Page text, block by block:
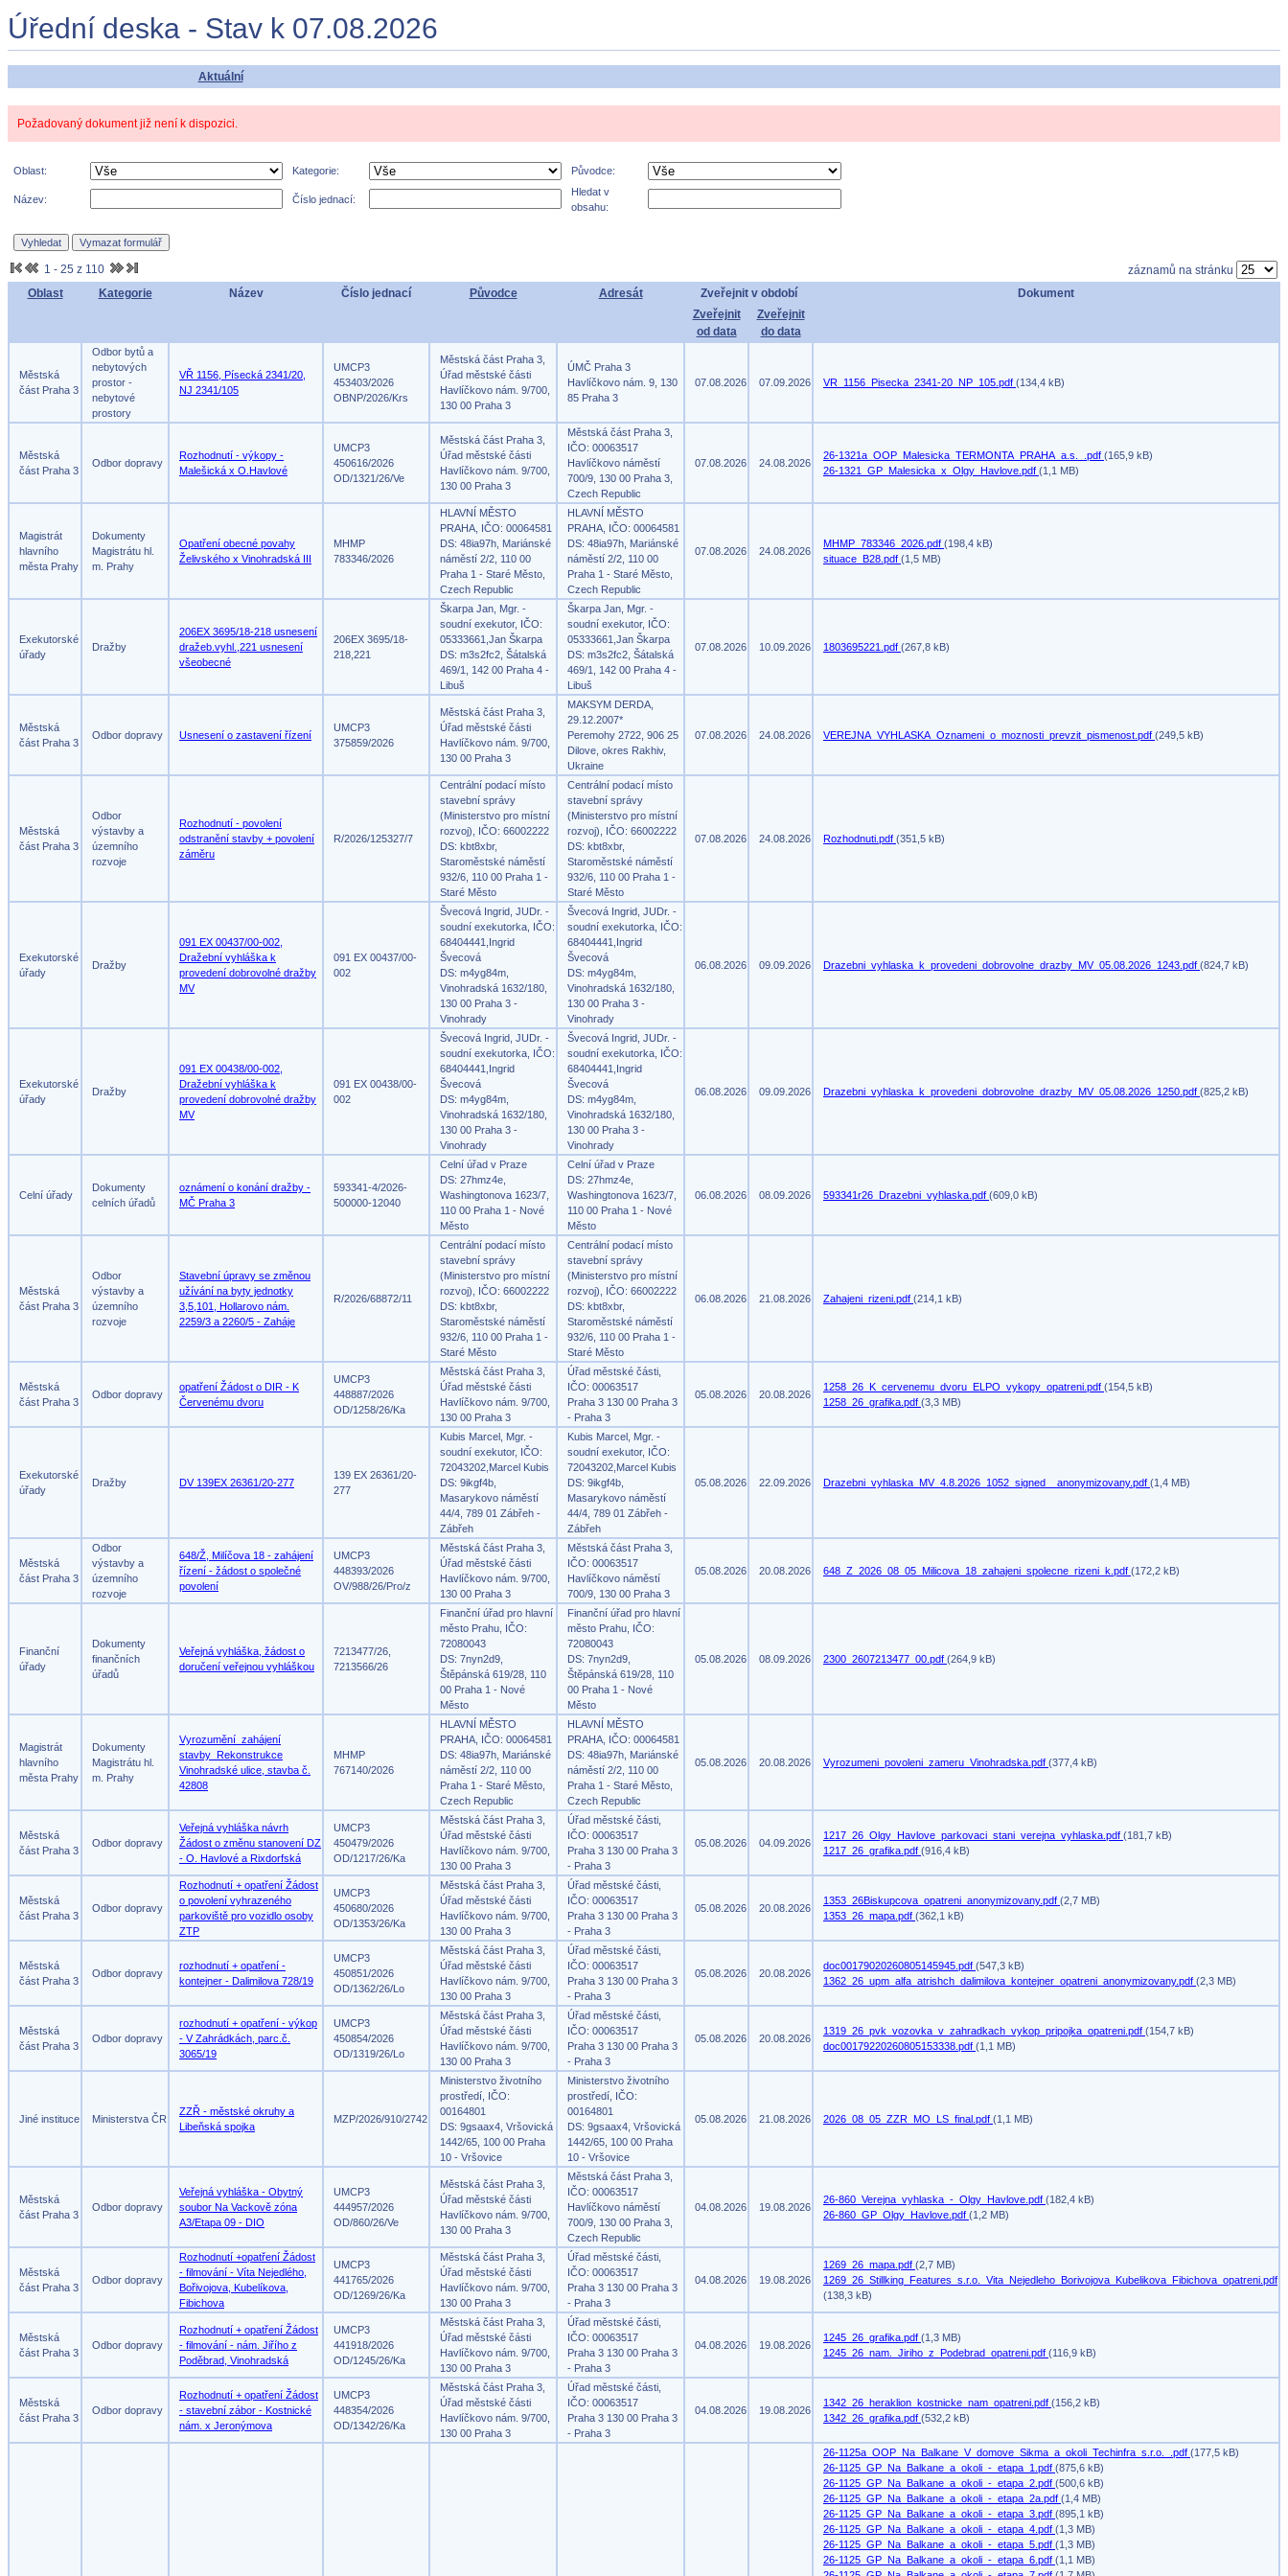
Úřední deska - Stav k 07.08.2026
Aktuální
Požadovaný dokument již není k dispozici.
Oblast: Kategorie: Původce:
Název: Číslo jednací:
Hledat v
obsahu:
1 - 25 z 110
záznamů na stránku
Oblast
Kategorie Název Číslo jednací Původce Adresát Zveřejnit v období
Dokument
Zveřejnit
od data
Zveřejnit
do data
Městská
část Praha 3
Odbor bytů a
nebytových
prostor -
nebytové
prostory
VŘ 1156, Písecká 2341/20,
NJ 2341/105
UMCP3
453403/2026
OBNP/2026/Krs
Městská část Praha 3,
Úřad městské části
Havlíčkovo nám. 9/700,
130 00 Praha 3
ÚMČ Praha 3
Havlíčkovo nám. 9, 130
85 Praha 3
07.08.2026 07.09.2026 VR_1156_Pisecka_2341-20_NP_105.pdf (134,4 kB)
Městská
část Praha 3
Odbor dopravy
Rozhodnutí - výkopy -
Malešická x O.Havlové
UMCP3
450616/2026
OD/1321/26/Ve
Městská část Praha 3,
Úřad městské části
Havlíčkovo nám. 9/700,
130 00 Praha 3
Městská část Praha 3,
IČO: 00063517
Havlíčkovo náměstí
700/9, 130 00 Praha 3,
Czech Republic
07.08.2026 24.08.2026
26-1321a_OOP_Malesicka_TERMONTA_PRAHA_a.s._.pdf (165,9 kB)
26-1321_GP_Malesicka_x_Olgy_Havlove.pdf (1,1 MB)
Magistrát
hlavního
města Prahy
Dokumenty
Magistrátu hl.
m. Prahy
Opatření obecné povahy
Želivského x Vinohradská III
MHMP
783346/2026
HLAVNÍ MĚSTO
PRAHA, IČO: 00064581
DS: 48ia97h, Mariánské
náměstí 2/2, 110 00
Praha 1 - Staré Město,
Czech Republic
HLAVNÍ MĚSTO
PRAHA, IČO: 00064581
DS: 48ia97h, Mariánské
náměstí 2/2, 110 00
Praha 1 - Staré Město,
Czech Republic
07.08.2026 24.08.2026
MHMP_783346_2026.pdf (198,4 kB)
situace_B28.pdf (1,5 MB)
Exekutorské
úřady
Dražby
206EX 3695/18-218 usnesení
dražeb.vyhl.,221 usnesení
všeobecné
206EX 3695/18-
218,221
Škarpa Jan, Mgr. -
soudní exekutor, IČO:
05333661,Jan Škarpa
DS: m3s2fc2, Šátalská
469/1, 142 00 Praha 4 -
Libuš
Škarpa Jan, Mgr. -
soudní exekutor, IČO:
05333661,Jan Škarpa
DS: m3s2fc2, Šátalská
469/1, 142 00 Praha 4 -
Libuš
07.08.2026 10.09.2026 1803695221.pdf (267,8 kB)
Městská
část Praha 3
Odbor dopravy Usnesení o zastavení řízení
UMCP3
375859/2026
Městská část Praha 3,
Úřad městské části
Havlíčkovo nám. 9/700,
130 00 Praha 3
MAKSYM DERDA,
29.12.2007*
Peremohy 2722, 906 25
Dilove, okres Rakhiv,
Ukraine
07.08.2026 24.08.2026 VEREJNA_VYHLASKA_Oznameni_o_moznosti_prevzit_pismenost.pdf (249,5 kB)
Městská
část Praha 3
Odbor
výstavby a
územního
rozvoje
Rozhodnutí - povolení
odstranění stavby + povolení
záměru
R/2026/125327/7
Centrální podací místo
stavební správy
(Ministerstvo pro místní
rozvoj), IČO: 66002222
DS: kbt8xbr,
Staroměstské náměstí
932/6, 110 00 Praha 1 -
Staré Město
Centrální podací místo
stavební správy
(Ministerstvo pro místní
rozvoj), IČO: 66002222
DS: kbt8xbr,
Staroměstské náměstí
932/6, 110 00 Praha 1 -
Staré Město
07.08.2026 24.08.2026 Rozhodnuti.pdf (351,5 kB)
Exekutorské
úřady
Dražby
091 EX 00437/00-002,
Dražební vyhláška k
provedení dobrovolné dražby
MV
091 EX 00437/00-
002
Švecová Ingrid, JUDr. -
soudní exekutorka, IČO:
68404441,Ingrid
Švecová
DS: m4yg84m,
Vinohradská 1632/180,
130 00 Praha 3 -
Vinohrady
Švecová Ingrid, JUDr. -
soudní exekutorka, IČO:
68404441,Ingrid
Švecová
DS: m4yg84m,
Vinohradská 1632/180,
130 00 Praha 3 -
Vinohrady
06.08.2026 09.09.2026 Drazebni_vyhlaska_k_provedeni_dobrovolne_drazby_MV_05.08.2026_1243.pdf (824,7 kB)
Exekutorské
úřady
Dražby
091 EX 00438/00-002,
Dražební vyhláška k
provedení dobrovolné dražby
MV
091 EX 00438/00-
002
Švecová Ingrid, JUDr. -
soudní exekutorka, IČO:
68404441,Ingrid
Švecová
DS: m4yg84m,
Vinohradská 1632/180,
130 00 Praha 3 -
Vinohrady
Švecová Ingrid, JUDr. -
soudní exekutorka, IČO:
68404441,Ingrid
Švecová
DS: m4yg84m,
Vinohradská 1632/180,
130 00 Praha 3 -
Vinohrady
06.08.2026 09.09.2026 Drazebni_vyhlaska_k_provedeni_dobrovolne_drazby_MV_05.08.2026_1250.pdf (825,2 kB)
Celní úřady
Dokumenty
celních úřadů
oznámení o konání dražby -
MČ Praha 3
593341-4/2026-
500000-12040
Celní úřad v Praze
DS: 27hmz4e,
Washingtonova 1623/7,
110 00 Praha 1 - Nové
Město
Celní úřad v Praze
DS: 27hmz4e,
Washingtonova 1623/7,
110 00 Praha 1 - Nové
Město
06.08.2026 08.09.2026 593341r26_Drazebni_vyhlaska.pdf (609,0 kB)
Městská
část Praha 3
Odbor
výstavby a
územního
rozvoje
Stavební úpravy se změnou
užívání na byty jednotky
3,5,101, Hollarovo nám.
2259/3 a 2260/5 - Zaháje
R/2026/68872/11
Centrální podací místo
stavební správy
(Ministerstvo pro místní
rozvoj), IČO: 66002222
DS: kbt8xbr,
Staroměstské náměstí
932/6, 110 00 Praha 1 -
Staré Město
Centrální podací místo
stavební správy
(Ministerstvo pro místní
rozvoj), IČO: 66002222
DS: kbt8xbr,
Staroměstské náměstí
932/6, 110 00 Praha 1 -
Staré Město
06.08.2026 21.08.2026 Zahajeni_rizeni.pdf (214,1 kB)
Městská
část Praha 3
Odbor dopravy
opatření Žádost o DIR - K
Červenému dvoru
UMCP3
448887/2026
OD/1258/26/Ka
Městská část Praha 3,
Úřad městské části
Havlíčkovo nám. 9/700,
130 00 Praha 3
Úřad městské části,
IČO: 00063517
Praha 3 130 00 Praha 3
- Praha 3
05.08.2026 20.08.2026
1258_26_K_cervenemu_dvoru_ELPO_vykopy_opatreni.pdf (154,5 kB)
1258_26_grafika.pdf (3,3 MB)
Exekutorské
úřady
Dražby DV 139EX 26361/20-277
139 EX 26361/20-
277
Kubis Marcel, Mgr. -
soudní exekutor, IČO:
72043202,Marcel Kubis
DS: 9ikgf4b,
Masarykovo náměstí
44/4, 789 01 Zábřeh -
Zábřeh
Kubis Marcel, Mgr. -
soudní exekutor, IČO:
72043202,Marcel Kubis
DS: 9ikgf4b,
Masarykovo náměstí
44/4, 789 01 Zábřeh -
Zábřeh
05.08.2026 22.09.2026 Drazebni_vyhlaska_MV_4.8.2026_1052_signed__anonymizovany.pdf (1,4 MB)
Městská
část Praha 3
Odbor
výstavby a
územního
rozvoje
648/Ž, Milíčova 18 - zahájení
řízení - žádost o společné
povolení
UMCP3
448393/2026
OV/988/26/Pro/z
Městská část Praha 3,
Úřad městské části
Havlíčkovo nám. 9/700,
130 00 Praha 3
Městská část Praha 3,
IČO: 00063517
Havlíčkovo náměstí
700/9, 130 00 Praha 3
05.08.2026 20.08.2026 648_Z_2026_08_05_Milicova_18_zahajeni_spolecne_rizeni_k.pdf (172,2 kB)
Finanční
úřady
Dokumenty
finančních
úřadů
Veřejná vyhláška, žádost o
doručení veřejnou vyhláškou
7213477/26,
7213566/26
Finanční úřad pro hlavní
město Prahu, IČO:
72080043
DS: 7nyn2d9,
Štěpánská 619/28, 110
00 Praha 1 - Nové
Město
Finanční úřad pro hlavní
město Prahu, IČO:
72080043
DS: 7nyn2d9,
Štěpánská 619/28, 110
00 Praha 1 - Nové
Město
05.08.2026 08.09.2026 2300_2607213477_00.pdf (264,9 kB)
Magistrát
hlavního
města Prahy
Dokumenty
Magistrátu hl.
m. Prahy
Vyrozumění_zahájení
stavby_Rekonstrukce
Vinohradské ulice, stavba č.
42808
MHMP
767140/2026
HLAVNÍ MĚSTO
PRAHA, IČO: 00064581
DS: 48ia97h, Mariánské
náměstí 2/2, 110 00
Praha 1 - Staré Město,
Czech Republic
HLAVNÍ MĚSTO
PRAHA, IČO: 00064581
DS: 48ia97h, Mariánské
náměstí 2/2, 110 00
Praha 1 - Staré Město,
Czech Republic
05.08.2026 20.08.2026 Vyrozumeni_povoleni_zameru_Vinohradska.pdf (377,4 kB)
Městská
část Praha 3
Odbor dopravy
Veřejná vyhláška návrh
Žádost o změnu stanovení DZ
- O. Havlové a Rixdorfská
UMCP3
450479/2026
OD/1217/26/Ka
Městská část Praha 3,
Úřad městské části
Havlíčkovo nám. 9/700,
130 00 Praha 3
Úřad městské části,
IČO: 00063517
Praha 3 130 00 Praha 3
- Praha 3
05.08.2026 04.09.2026
1217_26_Olgy_Havlove_parkovaci_stani_verejna_vyhlaska.pdf (181,7 kB)
1217_26_grafika.pdf (916,4 kB)
Městská
část Praha 3
Odbor dopravy
Rozhodnutí + opatření Žádost
o povolení vyhrazeného
parkoviště pro vozidlo osoby
ZTP
UMCP3
450680/2026
OD/1353/26/Ka
Městská část Praha 3,
Úřad městské části
Havlíčkovo nám. 9/700,
130 00 Praha 3
Úřad městské části,
IČO: 00063517
Praha 3 130 00 Praha 3
- Praha 3
05.08.2026 20.08.2026
1353_26Biskupcova_opatreni_anonymizovany.pdf (2,7 MB)
1353_26_mapa.pdf (362,1 kB)
Městská
část Praha 3
Odbor dopravy
rozhodnutí + opatření -
kontejner - Dalimilova 728/19
UMCP3
450851/2026
OD/1362/26/Lo
Městská část Praha 3,
Úřad městské části
Havlíčkovo nám. 9/700,
130 00 Praha 3
Úřad městské části,
IČO: 00063517
Praha 3 130 00 Praha 3
- Praha 3
05.08.2026 20.08.2026
doc00179020260805145945.pdf (547,3 kB)
1362_26_upm_alfa_atrishch_dalimilova_kontejner_opatreni_anonymizovany.pdf (2,3 MB)
Městská
část Praha 3
Odbor dopravy
rozhodnutí + opatření - výkop
- V Zahrádkách, parc.č.
3065/19
UMCP3
450854/2026
OD/1319/26/Lo
Městská část Praha 3,
Úřad městské části
Havlíčkovo nám. 9/700,
130 00 Praha 3
Úřad městské části,
IČO: 00063517
Praha 3 130 00 Praha 3
- Praha 3
05.08.2026 20.08.2026
1319_26_pvk_vozovka_v_zahradkach_vykop_pripojka_opatreni.pdf (154,7 kB)
doc00179220260805153338.pdf (1,1 MB)
Jiné instituce Ministerstva ČR
ZZŘ - městské okruhy a
Libeňská spojka
MZP/2026/910/2742
Ministerstvo životního
prostředí, IČO:
00164801
DS: 9gsaax4, Vršovická
1442/65, 100 00 Praha
10 - Vršovice
Ministerstvo životního
prostředí, IČO:
00164801
DS: 9gsaax4, Vršovická
1442/65, 100 00 Praha
10 - Vršovice
05.08.2026 21.08.2026 2026_08_05_ZZR_MO_LS_final.pdf (1,1 MB)
Městská
část Praha 3
Odbor dopravy
Veřejná vyhláška - Obytný
soubor Na Vackově zóna
A3/Etapa 09 - DIO
UMCP3
444957/2026
OD/860/26/Ve
Městská část Praha 3,
Úřad městské části
Havlíčkovo nám. 9/700,
130 00 Praha 3
Městská část Praha 3,
IČO: 00063517
Havlíčkovo náměstí
700/9, 130 00 Praha 3,
Czech Republic
04.08.2026 19.08.2026
26-860_Verejna_vyhlaska_-_Olgy_Havlove.pdf (182,4 kB)
26-860_GP_Olgy_Havlove.pdf (1,2 MB)
Městská
část Praha 3
Odbor dopravy
Rozhodnutí +opatření Žádost
- filmování - Víta Nejedlého,
Bořivojova, Kubelíkova,
Fibichova
UMCP3
441765/2026
OD/1269/26/Ka
Městská část Praha 3,
Úřad městské části
Havlíčkovo nám. 9/700,
130 00 Praha 3
Úřad městské části,
IČO: 00063517
Praha 3 130 00 Praha 3
- Praha 3
04.08.2026 19.08.2026
1269_26_mapa.pdf (2,7 MB)
1269_26_Stillking_Features_s.r.o._Vita_Nejedleho_Borivojova_Kubelikova_Fibichova_opatreni.pdf
(138,3 kB)
Městská
část Praha 3
Odbor dopravy
Rozhodnutí + opatření Žádost
- filmování - nám. Jiřího z
Poděbrad, Vinohradská
UMCP3
441918/2026
OD/1245/26/Ka
Městská část Praha 3,
Úřad městské části
Havlíčkovo nám. 9/700,
130 00 Praha 3
Úřad městské části,
IČO: 00063517
Praha 3 130 00 Praha 3
- Praha 3
04.08.2026 19.08.2026
1245_26_grafika.pdf (1,3 MB)
1245_26_nam._Jiriho_z_Podebrad_opatreni.pdf (116,9 kB)
Městská
část Praha 3
Odbor dopravy
Rozhodnutí + opatření Žádost
- stavební zábor - Kostnické
nám. x Jeronýmova
UMCP3
448354/2026
OD/1342/26/Ka
Městská část Praha 3,
Úřad městské části
Havlíčkovo nám. 9/700,
130 00 Praha 3
Úřad městské části,
IČO: 00063517
Praha 3 130 00 Praha 3
- Praha 3
04.08.2026 19.08.2026
1342_26_heraklion_kostnicke_nam_opatreni.pdf (156,2 kB)
1342_26_grafika.pdf (532,2 kB)
26-1125a_OOP_Na_Balkane_V_domove_Sikma_a_okoli_Techinfra_s.r.o._.pdf (177,5 kB)
26-1125_GP_Na_Balkane_a_okoli_-_etapa_1.pdf (875,6 kB)
26-1125_GP_Na_Balkane_a_okoli_-_etapa_2.pdf (500,6 kB)
26-1125_GP_Na_Balkane_a_okoli_-_etapa_2a.pdf (1,4 MB)
26-1125_GP_Na_Balkane_a_okoli_-_etapa_3.pdf (895,1 kB)
26-1125_GP_Na_Balkane_a_okoli_-_etapa_4.pdf (1,3 MB)
26-1125_GP_Na_Balkane_a_okoli_-_etapa_5.pdf (1,3 MB)
26-1125_GP_Na_Balkane_a_okoli_-_etapa_6.pdf (1,1 MB)